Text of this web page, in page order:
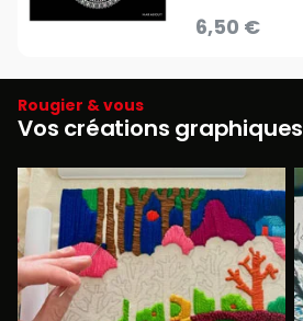
6,50 €
Rougier & vous
Vos créations graphiques